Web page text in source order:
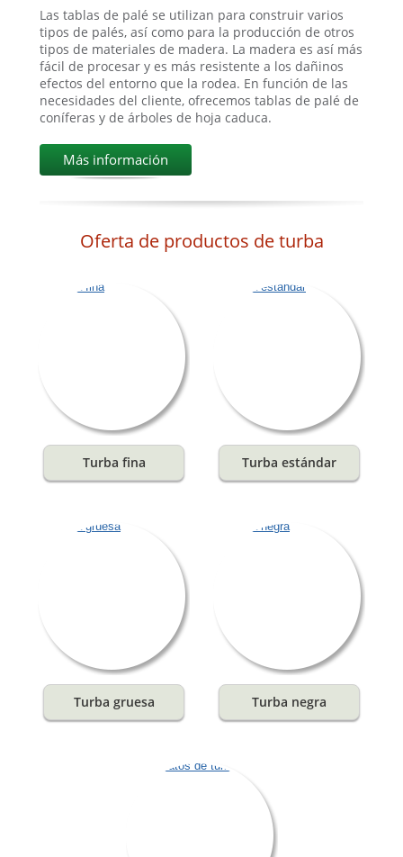
Las tablas de palé se utilizan para construir varios
tipos de palés, así como para la producción de otros
tipos de materiales de madera. La madera es así más
fácil de procesar y es más resistente a los dañinos
efectos del entorno que la rodea. En función de las
necesidades del cliente, ofrecemos tablas de palé de
coníferas y de árboles de hoja caduca.
Más información
Oferta de productos de turba
Turba fina Turba estándar
Turba gruesa Turba negra